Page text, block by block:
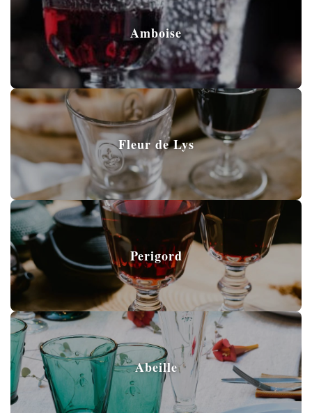
Amboise
Fleur de Lys
Perigord
Abeille